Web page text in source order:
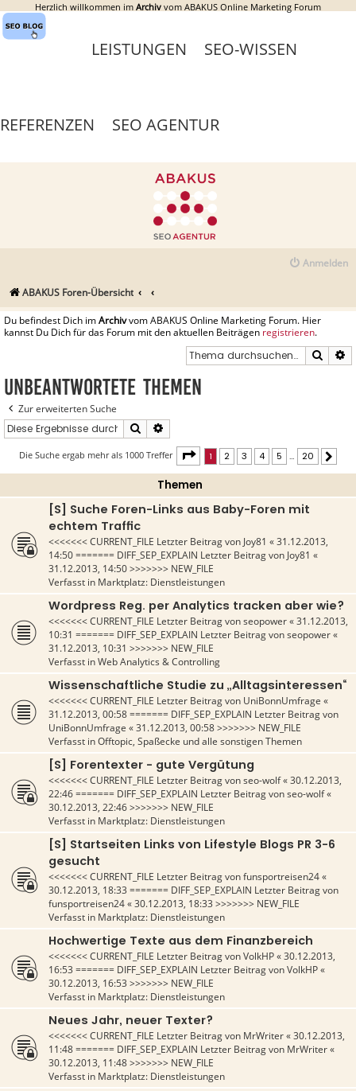
Herzlich willkommen im Archiv vom ABAKUS Online Marketing Forum
LEISTUNGEN SEO-WISSEN
REFERENZEN SEO AGENTUR
Anmelden
ABAKUS Foren-Übersicht
Du befindest Dich imArchivvom ABAKUS Online Marketing Forum. Hier
kannst Du Dich für das Forum mit den aktuellen Beiträgen registrieren.
Suche
Unbeantwortete Themen
Zur erweiterten Suche
Suche
Die Suche ergab mehr als 1000 Treffer Seite von20
1 2 3 4 5 … 20
Themen
[S] Suche Foren-Links aus Baby-Foren mit
echtem Traffic
<<<<<<< CURRENT_FILE Letzter Beitrag von Joy81 «31.12.2013,
14:50======= DIFF_SEP_EXPLAIN Letzter Beitrag von Joy81 «
31.12.2013, 14:50>>>>>>> NEW_FILE
Verfasst in Marktplatz: Dienstleistungen
Wordpress Reg. per Analytics tracken aber wie?
<<<<<<< CURRENT_FILE Letzter Beitrag vonseopower«31.12.2013,
10:31 ======= DIFF_SEP_EXPLAIN Letzter Beitrag vonseopower«
31.12.2013, 10:31 >>>>>>> NEW_FILE
Verfasst inWeb Analytics & Controlling
Wissenschaftliche Studie zu „Alltagsinteressen“
<<<<<<< CURRENT_FILE Letzter Beitrag von UniBonnUmfrage «
31.12.2013, 00:58======= DIFF_SEP_EXPLAIN Letzter Beitrag von
UniBonnUmfrage «31.12.2013, 00:58>>>>>>> NEW_FILE
Verfasst inOfftopic, Spaßecke und alle sonstigen Themen
[S] Forentexter - gute Vergütung
<<<<<<< CURRENT_FILE Letzter Beitrag vonseo-wolf«30.12.2013,
22:46======= DIFF_SEP_EXPLAIN Letzter Beitrag vonseo-wolf«
30.12.2013, 22:46>>>>>>> NEW_FILE
Verfasst in Marktplatz: Dienstleistungen
[S] Startseiten Links von Lifestyle Blogs PR 3-6
gesucht
<<<<<<< CURRENT_FILE Letzter Beitrag vonfunsportreisen24«
30.12.2013, 18:33 ======= DIFF_SEP_EXPLAIN Letzter Beitrag von
funsportreisen24«30.12.2013, 18:33 >>>>>>> NEW_FILE
Verfasst in Marktplatz: Dienstleistungen
Hochwertige Texte aus dem Finanzbereich
<<<<<<< CURRENT_FILE Letzter Beitrag vonVolkHP«30.12.2013,
16:53 ======= DIFF_SEP_EXPLAIN Letzter Beitrag vonVolkHP«
30.12.2013, 16:53 >>>>>>> NEW_FILE
Verfasst in Marktplatz: Dienstleistungen
Neues Jahr, neuer Texter?
<<<<<<< CURRENT_FILE Letzter Beitrag von MrWriter«30.12.2013,
11:48======= DIFF_SEP_EXPLAIN Letzter Beitrag von MrWriter«
30.12.2013, 11:48>>>>>>> NEW_FILE
Verfasst in Marktplatz: Dienstleistungen